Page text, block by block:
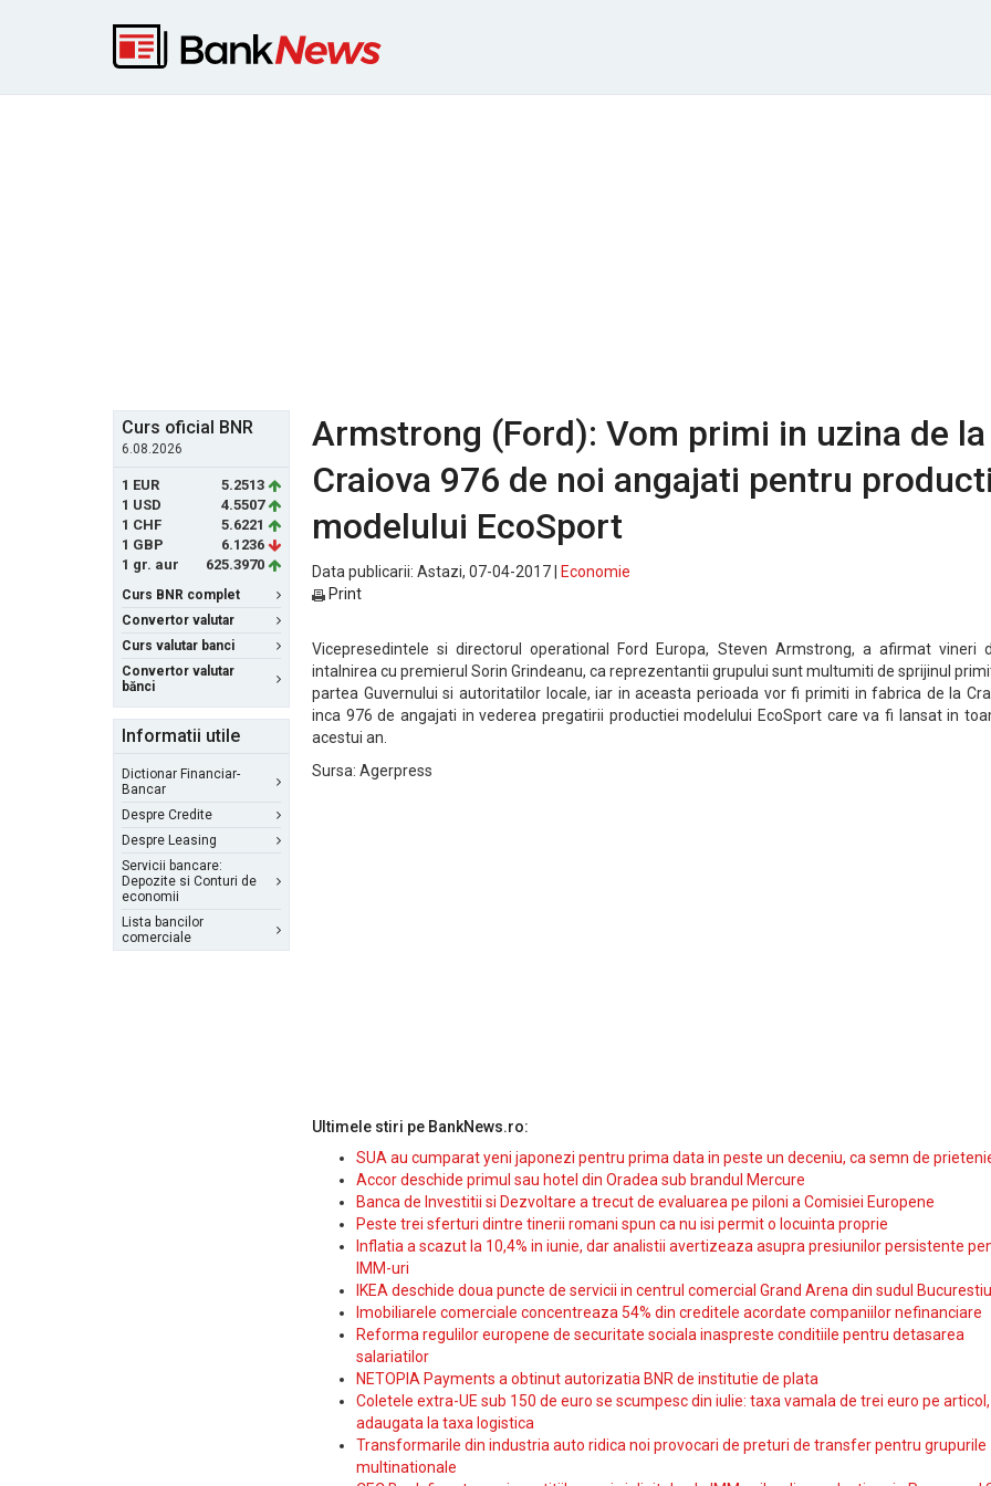
Curs oficial BNR
6.08.2026
1 EUR
5.2513
1 USD
4.5507
1 CHF
5.6221
1 GBP
6.1236
1 gr. aur
625.3970
Curs BNR complet
Convertor valutar
Curs valutar banci
Convertor valutar
bănci
Informatii utile
Dictionar Financiar-
Bancar
Despre Credite
Despre Leasing
Servicii bancare:
Depozite si Conturi de
economii
Lista bancilor
comerciale
Armstrong (Ford): Vom primi in uzina de la
Craiova 976 de noi angajati pentru
modelului EcoSport
Data publicarii: Astazi, 07-04-2017 |
Economie
Print
Vicepresedintele si directorul operational Ford Europa, Steven Armstrong, a afirmat vineri
intalnirea cu premierul Sorin Grindeanu, ca reprezentantii grupului sunt multumiti de sprijinul
partea Guvernului si autoritatilor locale, iar in aceasta perioada vor fi primiti in fabrica de la
inca 976 de angajati in vederea pregatirii productiei modelului EcoSport care va fi lansat in
acestui an.
Sursa: Agerpress
Ultimele stiri pe BankNews.ro:
SUA au cumparat yeni japonezi pentru prima data in peste un deceniu, ca semn de
Accor deschide primul sau hotel din Oradea sub brandul Mercure
Banca de Investitii si Dezvoltare a trecut de evaluarea pe piloni a Comisiei Europene
Peste trei sferturi dintre tinerii romani spun ca nu isi permit o locuinta proprie
Inflatia a scazut la 10,4% in iunie, dar analistii avertizeaza asupra presiunilor persistente
IMM-uri
IKEA deschide doua puncte de servicii in centrul comercial Grand Arena din sudul
Imobiliarele comerciale concentreaza 54% din creditele acordate companiilor nefinanciare
Reforma regulilor europene de securitate sociala inaspreste conditiile pentru detasarea
salariatilor
NETOPIA Payments a obtinut autorizatia BNR de institutie de plata
Coletele extra-UE sub 150 de euro se scumpesc din iulie: taxa vamala de trei euro pe articol,
adaugata la taxa logistica
Transformarile din industria auto ridica noi provocari de preturi de transfer pentru grupurile
multinationale